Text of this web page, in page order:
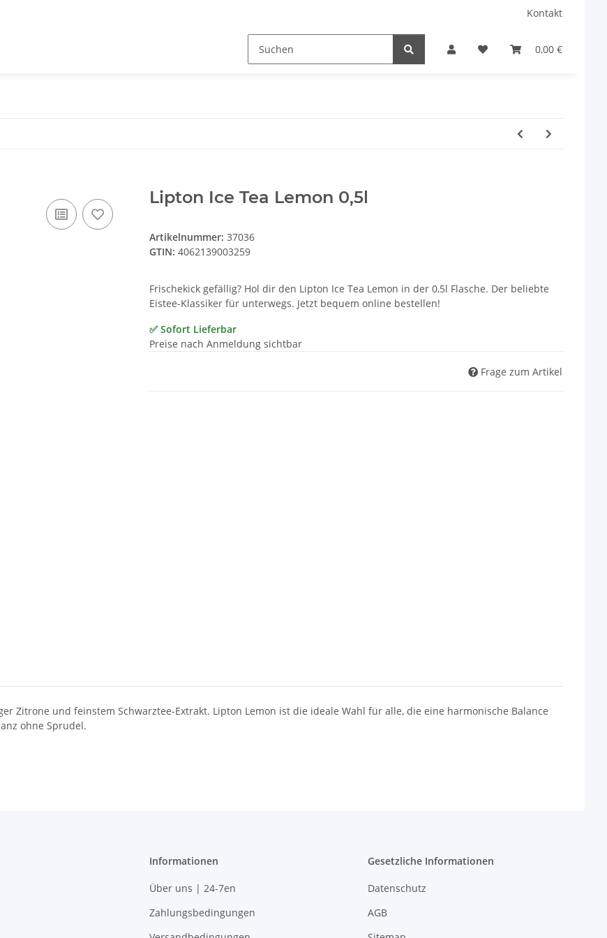
Kontakt
0,00 €
Lipton Ice Tea Lemon 0,5l
Artikelnummer: 37036
GTIN: 4062139003259
Frischekick gefällig? Hol dir den Lipton Ice Tea Lemon in der 0,5l Flasche. Der beliebte
Eistee-Klassiker für unterwegs. Jetzt bequem online bestellen!
✅ Sofort Lieferbar
Preise nach Anmeldung sichtbar
Frage zum Artikel
Zitrone und feinstem Schwarztee-Extrakt. Lipton Lemon ist die ideale Wahl für alle, die eine harmonische Balance
ohne Sprudel.
Informationen
Über uns | 24-7en
Zahlungsbedingungen
Gesetzliche Informationen
Datenschutz
AGB